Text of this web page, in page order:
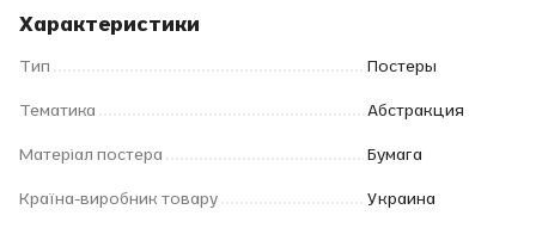
Характеристики
Тип Постеры
Тематика Абстракция
Матеріал постера Бумага
Країна-виробник товару Украина